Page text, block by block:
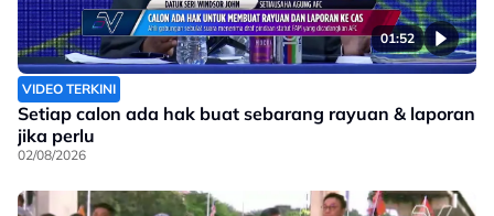
01:52
VIDEO TERKINI
Setiap calon ada hak buat sebarang rayuan & laporan
jika perlu
02/08/2026